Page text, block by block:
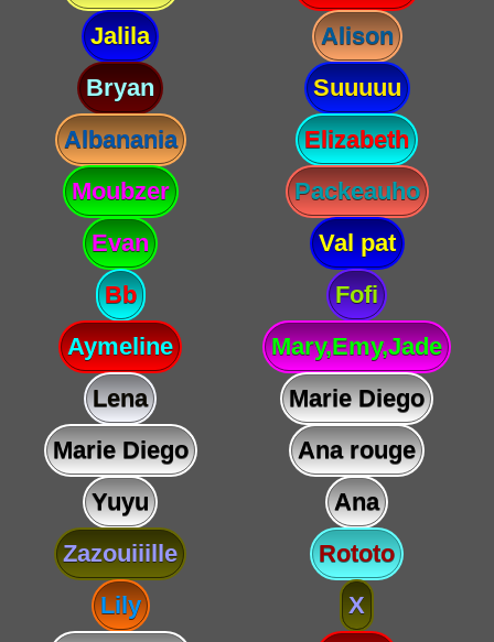
Jalila
Alison
Bryan
Suuuuu
Albanania
Elizabeth
Moubzer
Packeauho
Evan
Val pat
Bb
Fofi
Aymeline
Mary,Emy,Jade
Lena
Marie Diego
Marie Diego
Ana rouge
Yuyu
Ana
Zazouiiille
Rototo
Lily
X